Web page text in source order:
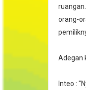
orang-
Adegan
Inteo :